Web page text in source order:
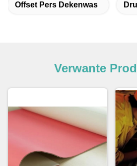
Offset Pers Dekenwas
Verwante